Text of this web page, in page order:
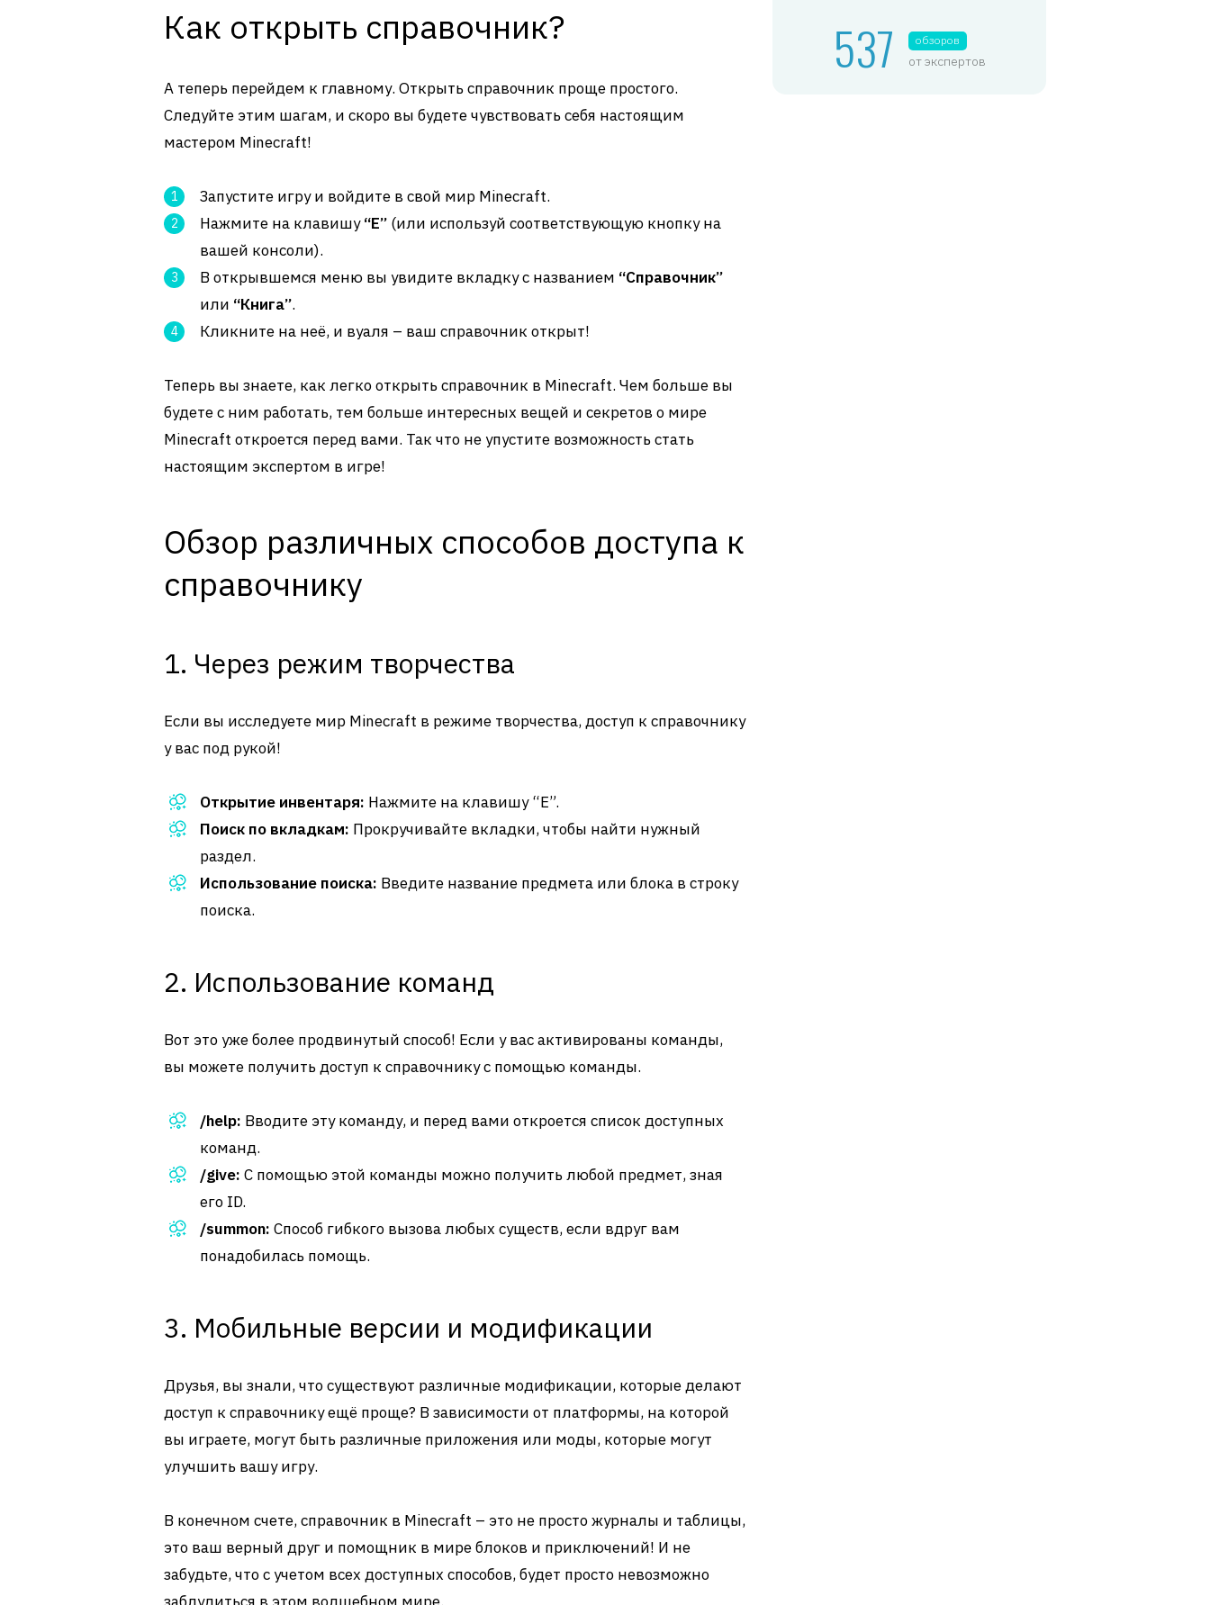
Как открыть справочник?
А теперь перейдем к главному. Открыть справочник проще простого.
Следуйте этим шагам, и скоро вы будете чувствовать себя настоящим
мастером Minecraft!
Запустите игру и войдите в свой мир Minecraft.
Нажмите на клавишу“E” (или используй соответствующую кнопку на
вашей консоли).
В открывшемся меню вы увидите вкладку с названием “Справочник”
или “Книга”.
Кликните на неё, и вуаля – ваш справочник открыт!
Теперь вы знаете, как легко открыть справочник в Minecraft. Чем больше вы
будете с ним работать, тем больше интересных вещей и секретов о мире
Minecraft откроется перед вами. Так что не упустите возможность стать
настоящим экспертом в игре!
Обзор различных способов доступа к
справочнику
1. Через режим творчества
Если вы исследуете мир Minecraft в режиме творчества, доступ к справочнику
у вас под рукой!
Открытие инвентаря: Нажмите на клавишу “E”.
Поиск по вкладкам: Прокручивайте вкладки, чтобы найти нужный
раздел.
Использование поиска: Введите название предмета или блока в строку
поиска.
2. Использование команд
Вот это уже более продвинутый способ! Если у вас активированы команды,
вы можете получить доступ к справочнику с помощью команды.
/help: Вводите эту команду, и перед вами откроется список доступных
команд.
/give: С помощью этой команды можно получить любой предмет, зная
его ID.
/summon: Способ гибкого вызова любых существ, если вдруг вам
понадобилась помощь.
3. Мобильные версии и модификации
Друзья, вы знали, что существуют различные модификации, которые делают
доступ к справочнику ещё проще? В зависимости от платформы, на которой
вы играете, могут быть различные приложения или моды, которые могут
улучшить вашу игру.
В конечном счете, справочник в Minecraft – это не просто журналы и таблицы,
это ваш верный друг и помощник в мире блоков и приключений! И не
забудьте, что с учетом всех доступных способов, будет просто невозможно
537 обзоров
от экспертов